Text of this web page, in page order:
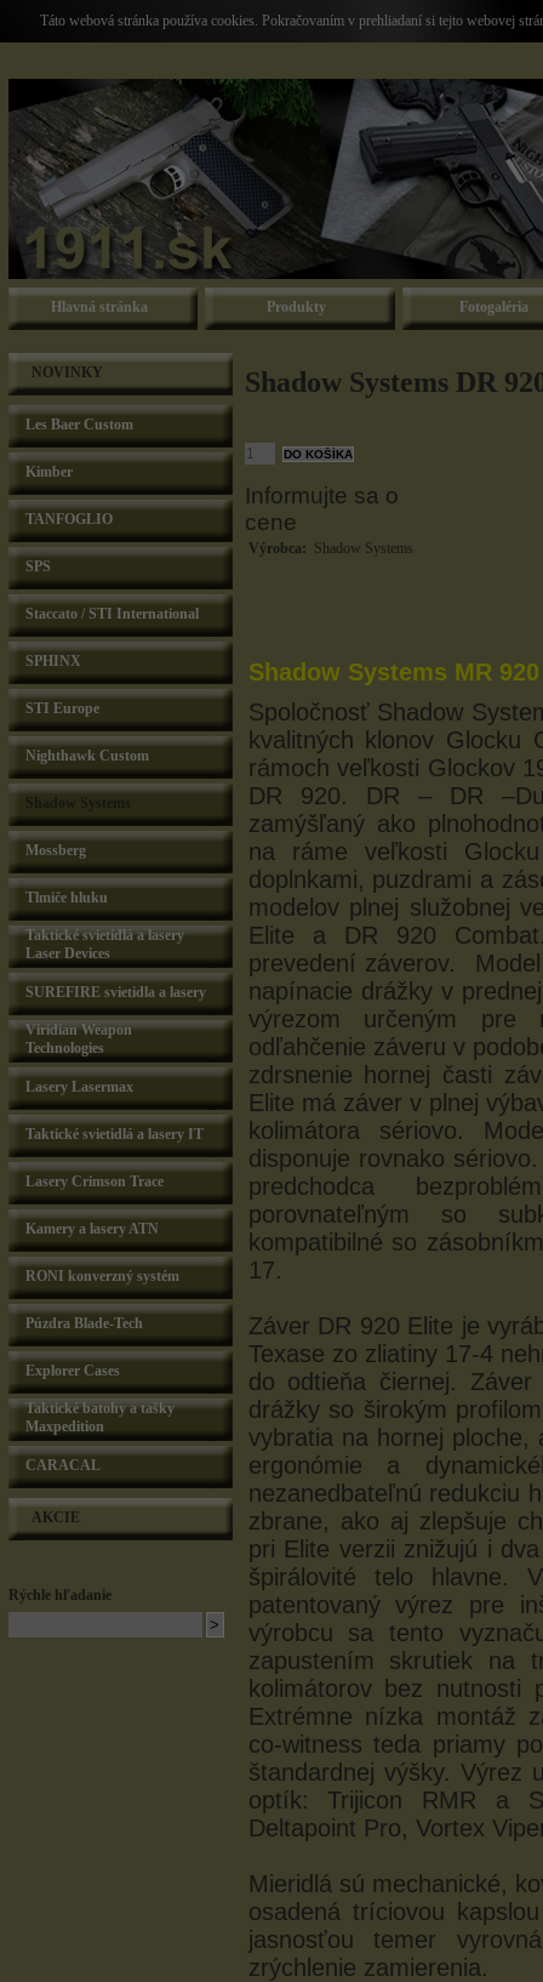
Táto webová stránka používa cookies. Pokračovaním v prehliadaní si tejto webovej
Hlavná stránka Produkty Fotogaléria
NOVINKY
Les Baer Custom
Kimber
TANFOGLIO
SPS
Staccato / STI International
SPHINX
STI Europe
Nighthawk Custom
Mossberg
Tlmiče hluku
Taktické svietidlá a lasery
Laser Devices
SUREFIRE svietidla a lasery
Viridian Weapon
Technologies
Lasery Lasermax
Taktické svietidlá a lasery IT
Lasery Crimson Trace
Kamery a lasery ATN
RONI konverzný systém
Púzdra Blade-Tech
Explorer Cases
Taktické batohy a tašky
Maxpedition
CARACAL
AKCIE
Rýchle hľadanie
Shadow Systems DR
Informujte sa o
cene
Výrobca: Shadow Systems
Shadow Systems MR
Spoločnosť Shadow
kvalitných klonov
rámoch veľkosti Glockov
DR 920. DR – DR
zamýšľaný ako
na ráme veľkosti
doplnkami, puzdrami a
modelov plnej služobnej
Elite a DR 920
prevedení záverov.
napínacie drážky v
výrezom určeným pre
odľahčenie záveru v
zdrsnenie hornej časti
Elite má záver v plnej
kolimátora sériovo.
disponuje rovnako
predchodca
porovnateľným so
kompatibilné so
17.
Záver DR 920 Elite je
Texase zo zliatiny 17-4
do odtieňa čiernej.
drážky so širokým
vybratia na hornej ploche,
ergonómie a
nezanedbateľnú redukciu
zbrane, ako aj zlepšuje
pri Elite verzii znižujú i
špirálovité telo hlavne.
patentovaný výrez pre
výrobcu sa tento
zapustením skrutiek na
kolimátorov bez nutnosti
Extrémne nízka montáž
co-witness teda priamy
štandardnej výšky. Výrez
optík: Trijicon RMR a
Deltapoint Pro, Vortex
Mieridlá sú mechanické,
osadená tríciovou
jasnosťou temer
zrýchlenie zamierenia.